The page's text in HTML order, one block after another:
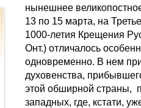
нынешнее
13 по 15 марта, на
1000-летия Крещения
Онт.) отличалось
одновременно. В нем
духовенства,
этой обширной страны,
западных, где, кстати,